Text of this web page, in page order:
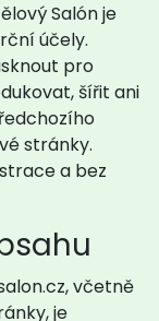
Salón je
účely.
pro
šířit ani
stránky.
a bez
včetně
je